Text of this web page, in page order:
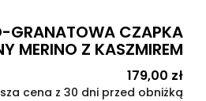
GRANATOWA CZAPKA
MERINO Z KASZMIREM
Cena
179,00 zł
cena z 30 dni przed obniżką